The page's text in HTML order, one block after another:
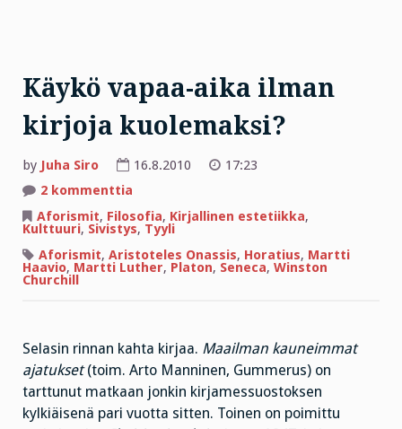
Käykö vapaa-aika ilman
kirjoja kuolemaksi?
by Juha Siro 16.8.2010
17:23
2 kommenttia
vapaa-
aika
ilman
kirjoja
kuolemaksi?
Aforismit, Filosofia, Kirjallinen estetiikka,
Kulttuuri, Sivistys, Tyyli
Aforismit, Aristoteles Onassis, Horatius, Martti
Haavio, Martti Luther, Platon, Seneca, Winston
Churchill
Selasin rinnan kahta kirjaa. Maailman kauneimmat
ajatukset(toim. Arto Manninen, Gummerus) on
tarttunut matkaan jonkin kirjamessuostoksen
kylkiäisenä pari vuotta sitten. Toinen on poimittu